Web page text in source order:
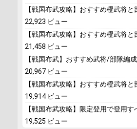
【戦国布武攻略】おすすめ橙武将と
22,923 ビュー
【戦国布武攻略】おすすめ橙武将と
21,458 ビュー
【戦国布武】おすすめ武将/部隊編
20,967 ビュー
【戦国布武攻略】おすすめ橙武将と
19,914 ビュー
【戦国布武攻略】限定登用で登用す
19,525 ビュー